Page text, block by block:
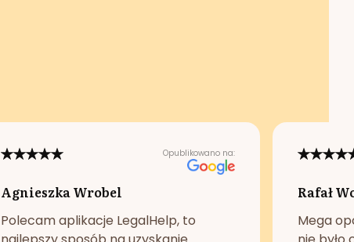
Opublikowano na:
Agnieszka Wrobel
Polecam aplikacje LegalHelp, to
Rafał
Mega